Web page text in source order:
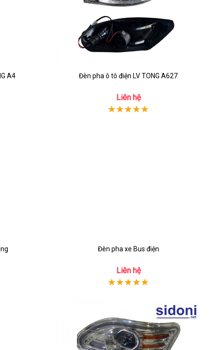
Đèn pha ô tô điện LV TONG A4 Đèn pha ô tô điện LV TONG A627
Liên hệ
Đèn pha xe Bus điện
Liên hệ